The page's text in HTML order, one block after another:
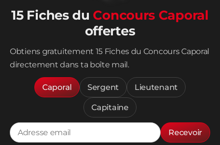
15 Fiches du Concours Caporal
offertes
Obtiens gratuitement 15 Fiches du Concours Caporal
directement dans ta boîte mail.
Caporal Sergent Lieutenant
Capitaine
Recevoir